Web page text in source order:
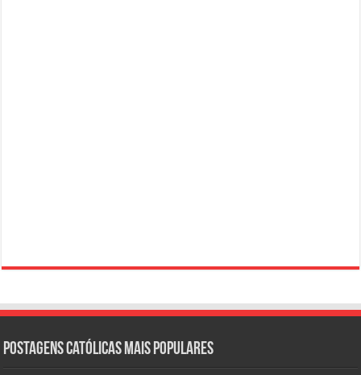
Postagens católicas mais Populares